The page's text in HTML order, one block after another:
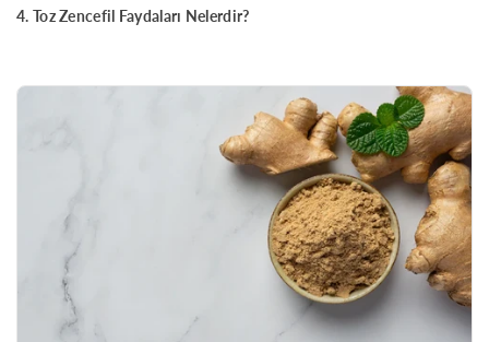
4. Toz Zencefil Faydaları Nelerdir?